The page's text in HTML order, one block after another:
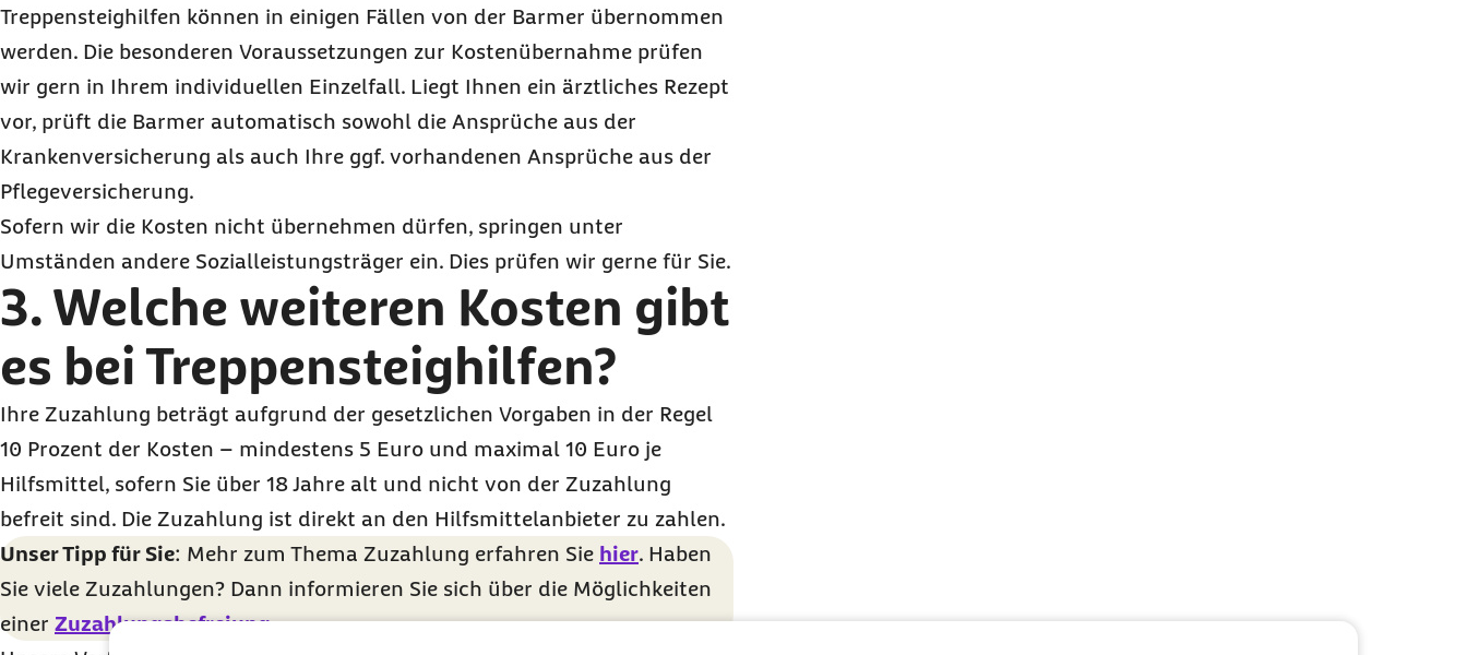
Treppensteighilfen können in einigen Fällen von der Barmer übernommen
werden. Die besonderen Voraussetzungen zur Kostenübernahme prüfen
wir gern in Ihrem individuellen Einzelfall. Liegt Ihnen ein ärztliches Rezept
vor, prüft die Barmer automatisch sowohl die Ansprüche aus der
Krankenversicherung als auch Ihre ggf. vorhandenen Ansprüche aus der
Pflegeversicherung.
Sofern wir die Kosten nicht übernehmen dürfen, springen unter
Umständen andere Sozialleistungsträger ein. Dies prüfen wir gerne für Sie.
3. Welche weiteren Kosten gibt
es bei Treppensteighilfen?
Ihre Zuzahlung beträgt aufgrund der gesetzlichen Vorgaben in der Regel
10 Prozent der Kosten – mindestens 5 Euro und maximal 10 Euro je
Hilfsmittel, sofern Sie über 18 Jahre alt und nicht von der Zuzahlung
befreit sind. Die Zuzahlung ist direkt an den Hilfsmittelanbieter zu zahlen.
Unser Tipp für Sie: Mehr zum Thema Zuzahlung erfahren Sie hier. Haben
Sie viele Zuzahlungen? Dann informieren Sie sich über die Möglichkeiten
einer Zuzahlungsbefreiung.